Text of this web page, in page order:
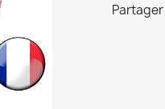
Partager